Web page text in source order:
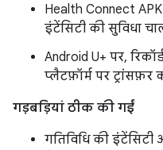
Health Connect
इंटेंसिटी की सुविधा
Android U+ पर,
प्लैटफ़ॉर्म पर ट्रांसफ़र
गड़बड़ियां ठीक की गईं
गतिविधि की